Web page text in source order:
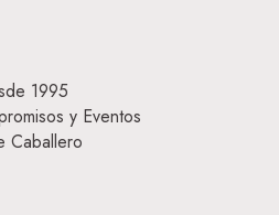
1995
y Eventos
Caballero